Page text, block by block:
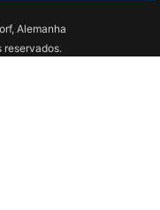
Alemanha
reservados.